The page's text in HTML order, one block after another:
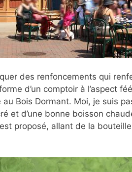
des renfoncements qui
d’un comptoir à l’aspect
Bois Dormant. Moi, je suis
et d’une bonne boisson
proposé, allant de la